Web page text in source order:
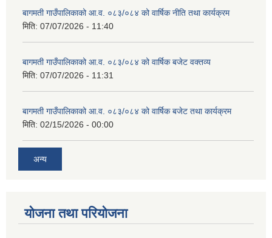
बागमती गाउँपालिकाको आ.व. ०८३/०८४ को वार्षिक नीति तथा कार्यक्रम
मिति: 07/07/2026 - 11:40
बागमती गाउँपालिकाको आ.व. ०८३/०८४ को वार्षिक बजेट वक्तव्य
मिति: 07/07/2026 - 11:31
बागमती गाउँपालिकाको आ.व. ०८३/०८४ को वार्षिक बजेट तथा कार्यक्रम
मिति: 02/15/2026 - 00:00
अन्य
योजना तथा परियोजना